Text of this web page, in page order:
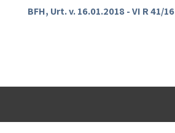
BFH, Urt. v. 16.01.2018 - VI R 41/16